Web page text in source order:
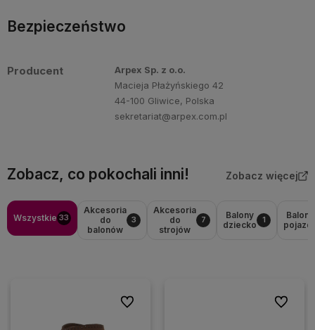
Bezpieczeństwo
Producent
Arpex Sp. z o.o.
Macieja Płażyńskiego 42
44-100 Gliwice, Polska
sekretariat@arpex.com.pl
Zobacz, co pokochali inni! Zobacz więcej
Wszystkie 33
Akcesoria
do
balonów
3
Akcesoria
do
strojów
7
Balony
dziecko
1
Balony
Do ulubionych Do